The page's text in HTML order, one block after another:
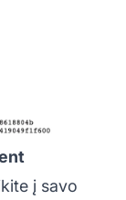
į savo